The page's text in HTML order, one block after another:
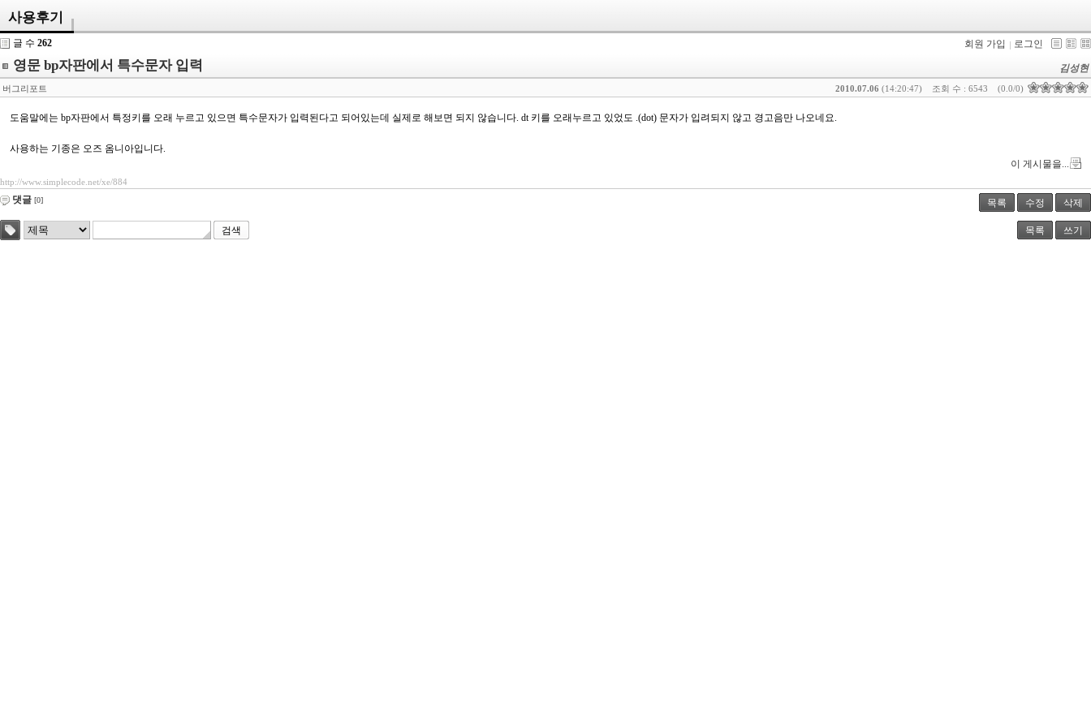
사용후기
글 수 262 회원 가입 로그인
영문 bp자판에서 특수문자 입력 김성현
(0.0/0)
조회 수 : 6543
2010.07.06 (14:20:47)
버그리포트
도움말에는 bp자판에서 특정키를 오래 누르고 있으면 특수문자가 입력된다고 되어있는데 실제로 해보면 되지 않습니다. dt 키를 오래누르고 있었도 .(dot) 문자가 입려되지 않고 경고음만 나오네요.
사용하는 기종은 오즈 옴니아입니다.
이 게시물을...
http://www.simplecode.net/xe/884
댓글 [0] 목록 수정 삭제
목록 쓰기